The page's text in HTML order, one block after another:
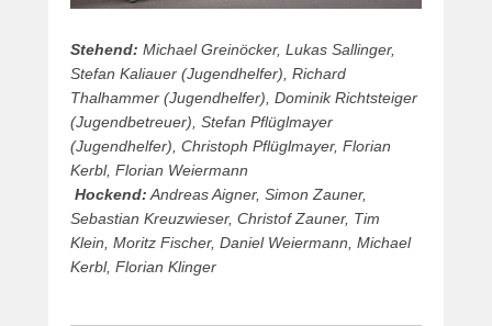
Stehend: Michael Greinöcker, Lukas Sallinger,
Stefan Kaliauer (Jugendhelfer), Richard
Thalhammer (Jugendhelfer), Dominik Richtsteiger
(Jugendbetreuer), Stefan Pflüglmayer
(Jugendhelfer), Christoph Pflüglmayer, Florian
Kerbl, Florian Weiermann
Hockend: Andreas Aigner, Simon Zauner,
Sebastian Kreuzwieser, Christof Zauner, Tim
Klein, Moritz Fischer, Daniel Weiermann, Michael
Kerbl, Florian Klinger